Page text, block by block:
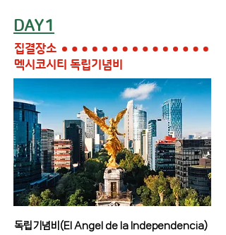
DAY1
집결장소
멕시코시티 독립기념비
독립기념비(El Angel de la Independencia)